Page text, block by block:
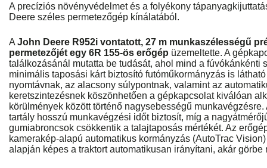
A precíziós növényvédelmet és a folyékony
Deere széles permetezőgép kínálatából.
A John Deere R952i vontatott, 27 m munkaszélességű
permetezőjét egy 6R 155-ös erőgép üzemeltette. A
találkozásánál mutatta be tudását, ahol mind a fúvókánkénti
minimális taposási kárt biztosító futóműkormányzás is
nyomtávnak, az alacsony súlypontnak, valamint az
keretszintezésnek köszönhetően a gépkapcsolat kiválóan
körülmények között történő nagysebességű
tartály hosszú munkavégzési időt biztosít, míg a
gumiabroncsok csökkentik a talajtaposás mértékét. Az
kamerakép-alapú automatikus kormányzás (AutoTrac
alapján képes a traktort automatikusan irányítani, akár görbe